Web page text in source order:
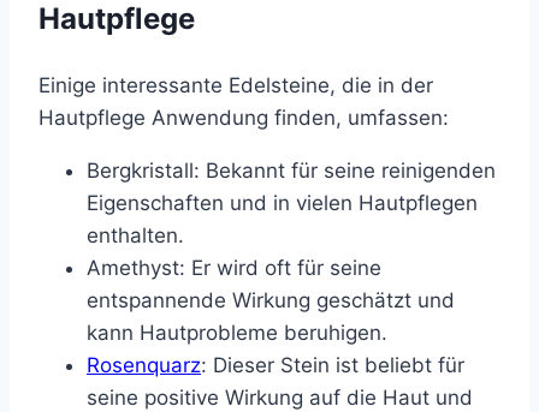
Hautpflege
Einige interessante Edelsteine, die in der
Hautpflege Anwendung finden, umfassen:
Bergkristall: Bekannt für seine reinigenden
Eigenschaften und in vielen Hautpflegen
enthalten.
Amethyst: Er wird oft für seine
entspannende Wirkung geschätzt und
kann Hautprobleme beruhigen.
Rosenquarz: Dieser Stein ist beliebt für
seine positive Wirkung auf die Haut und